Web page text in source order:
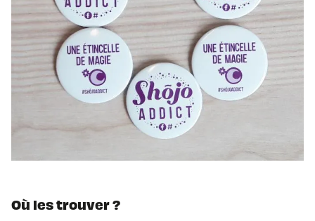
Où les trouver ?